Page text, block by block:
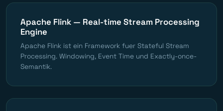
Apache Flink — Real-time Stream Processing
Engine
Apache Flink ist ein Framework fuer Stateful Stream
Processing. Windowing, Event Time und Exactly-once-
Semantik.